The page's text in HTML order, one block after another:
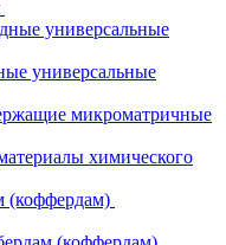
универсальные
универсальные
микроматричные
химического
(коффердам)